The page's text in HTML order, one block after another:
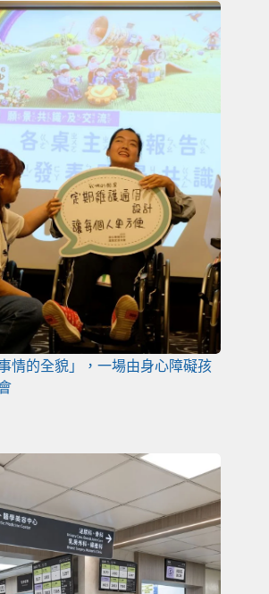
情的全貌」，一場由身心障礙孩